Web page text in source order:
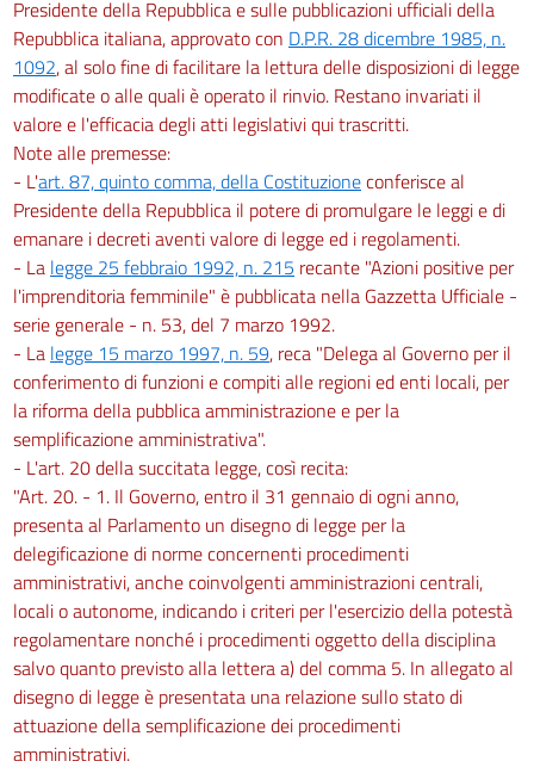
Presidente della Repubblica e sulle pubblicazioni ufficiali della
Repubblica italiana, approvato con D.P.R. 28 dicembre 1985, n.
1092, al solo fine di facilitare la lettura delle disposizioni di legge
modificate o alle quali è operato il rinvio. Restano invariati il
valore e l'efficacia degli atti legislativi qui trascritti.
Note alle premesse:
- L'art. 87, quinto comma, della Costituzioneconferisce al
Presidente della Repubblica il potere di promulgare le leggi e di
emanare i decreti aventi valore di legge ed i regolamenti.
- La legge 25 febbraio 1992, n. 215 recante "Azioni positive per
l'imprenditoria femminile" è pubblicata nella Gazzetta Ufficiale -
serie generale - n. 53, del 7 marzo 1992.
- La legge 15 marzo 1997, n. 59, reca "Delega al Governo per il
conferimento di funzioni e compiti alle regioni ed enti locali, per
la riforma della pubblica amministrazione e per la
semplificazione amministrativa".
- L'art. 20 della succitata legge, così recita:
"Art. 20. - 1. Il Governo, entro il 31 gennaio di ogni anno,
presenta al Parlamento un disegno di legge per la
delegificazione di norme concernenti procedimenti
amministrativi, anche coinvolgenti amministrazioni centrali,
locali o autonome, indicando i criteri per l'esercizio della potestà
regolamentare nonché i procedimenti oggetto della disciplina
salvo quanto previsto alla lettera a) del comma 5. In allegato al
disegno di legge è presentata una relazione sullo stato di
attuazione della semplificazione dei procedimenti
amministrativi.